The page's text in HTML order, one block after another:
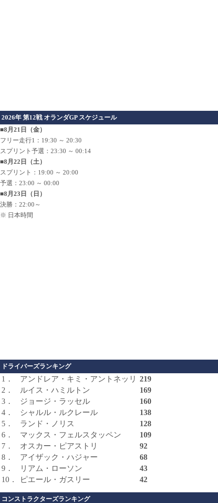
2026年 第12戦 オランダGP スケジュール
■8月21日（金）
フリー走行1：19:30 ～ 20:30
スプリント予選：23:30 ～ 00:14
■8月22日（土）
スプリント：19:00 ～ 20:00
予選：23:00 ～ 00:00
■8月23日（日）
決勝：22:00～
※ 日本時間
ドライバーズランキング
1． アンドレア・キミ・アントネッリ 219
2．
ルイス・ハミルトン
169
3．
ジョージ・ラッセル
160
4．
シャルル・ルクレール
138
5．
ランド・ノリス
128
6．
マックス・フェルスタッペン
109
7．
オスカー・ピアストリ
92
8．
アイザック・ハジャー
68
9．
リアム・ローソン
43
10．
ピエール・ガスリー 42
コンストラクターズランキング